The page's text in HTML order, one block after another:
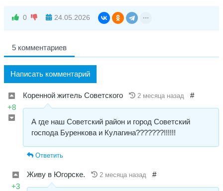
0 24.05.2026
5 комментариев
Написать комментарий
+8
Коренной житель Советского 2 месяца назад #
А где наш Советский район и город Советский
господа Буренкова и Кулагина???????!!!!!!
Ответить
+3
Живу в Югорске. 2 месяца назад #